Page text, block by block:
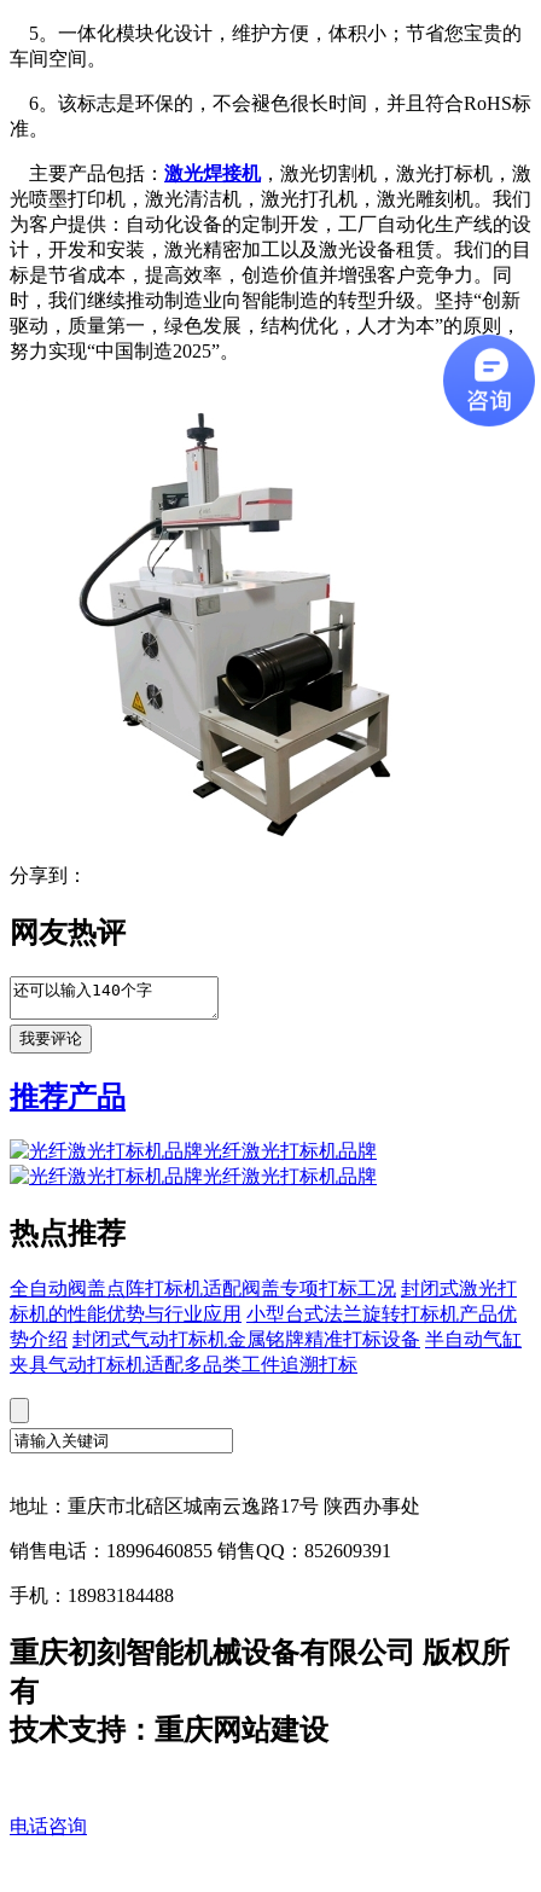
5。一体化模块化设计，维护方便，体积小；节省您宝贵的
车间空间。
6。该标志是环保的，不会褪色很长时间，并且符合RoHS标
准。
主要产品包括： 激光焊接机，激光切割机，激光打标机，激
光喷墨打印机，激光清洁机，激光打孔机，激光雕刻机。我们
为客户提供：自动化设备的定制开发，工厂自动化生产线的设
计，开发和安装，激光精密加工以及激光设备租赁。我们的目
标是节省成本，提高效率，创造价值并增强客户竞争力。同
时，我们继续推动制造业向智能制造的转型升级。坚持“创新
驱动，质量第一，绿色发展，结构优化，人才为本”的原则，
努力实现“中国制造2025”。
分享到：
网友热评
推荐产品
光纤激光打标机品牌
光纤激光打标机品牌
热点推荐
全自动阀盖点阵打标机适配阀盖专项打标工况 封闭式激光打
标机的性能优势与行业应用 小型台式法兰旋转打标机产品优
势介绍 封闭式气动打标机金属铭牌精准打标设备 半自动气缸
夹具气动打标机适配多品类工件追溯打标
地址：重庆市北碚区城南云逸路17号 陕西办事处
销售电话：18996460855 销售QQ：852609391
手机：18983184488
重庆初刻智能机械设备有限公司 版权所
有
技术支持：重庆网站建设
电话咨询